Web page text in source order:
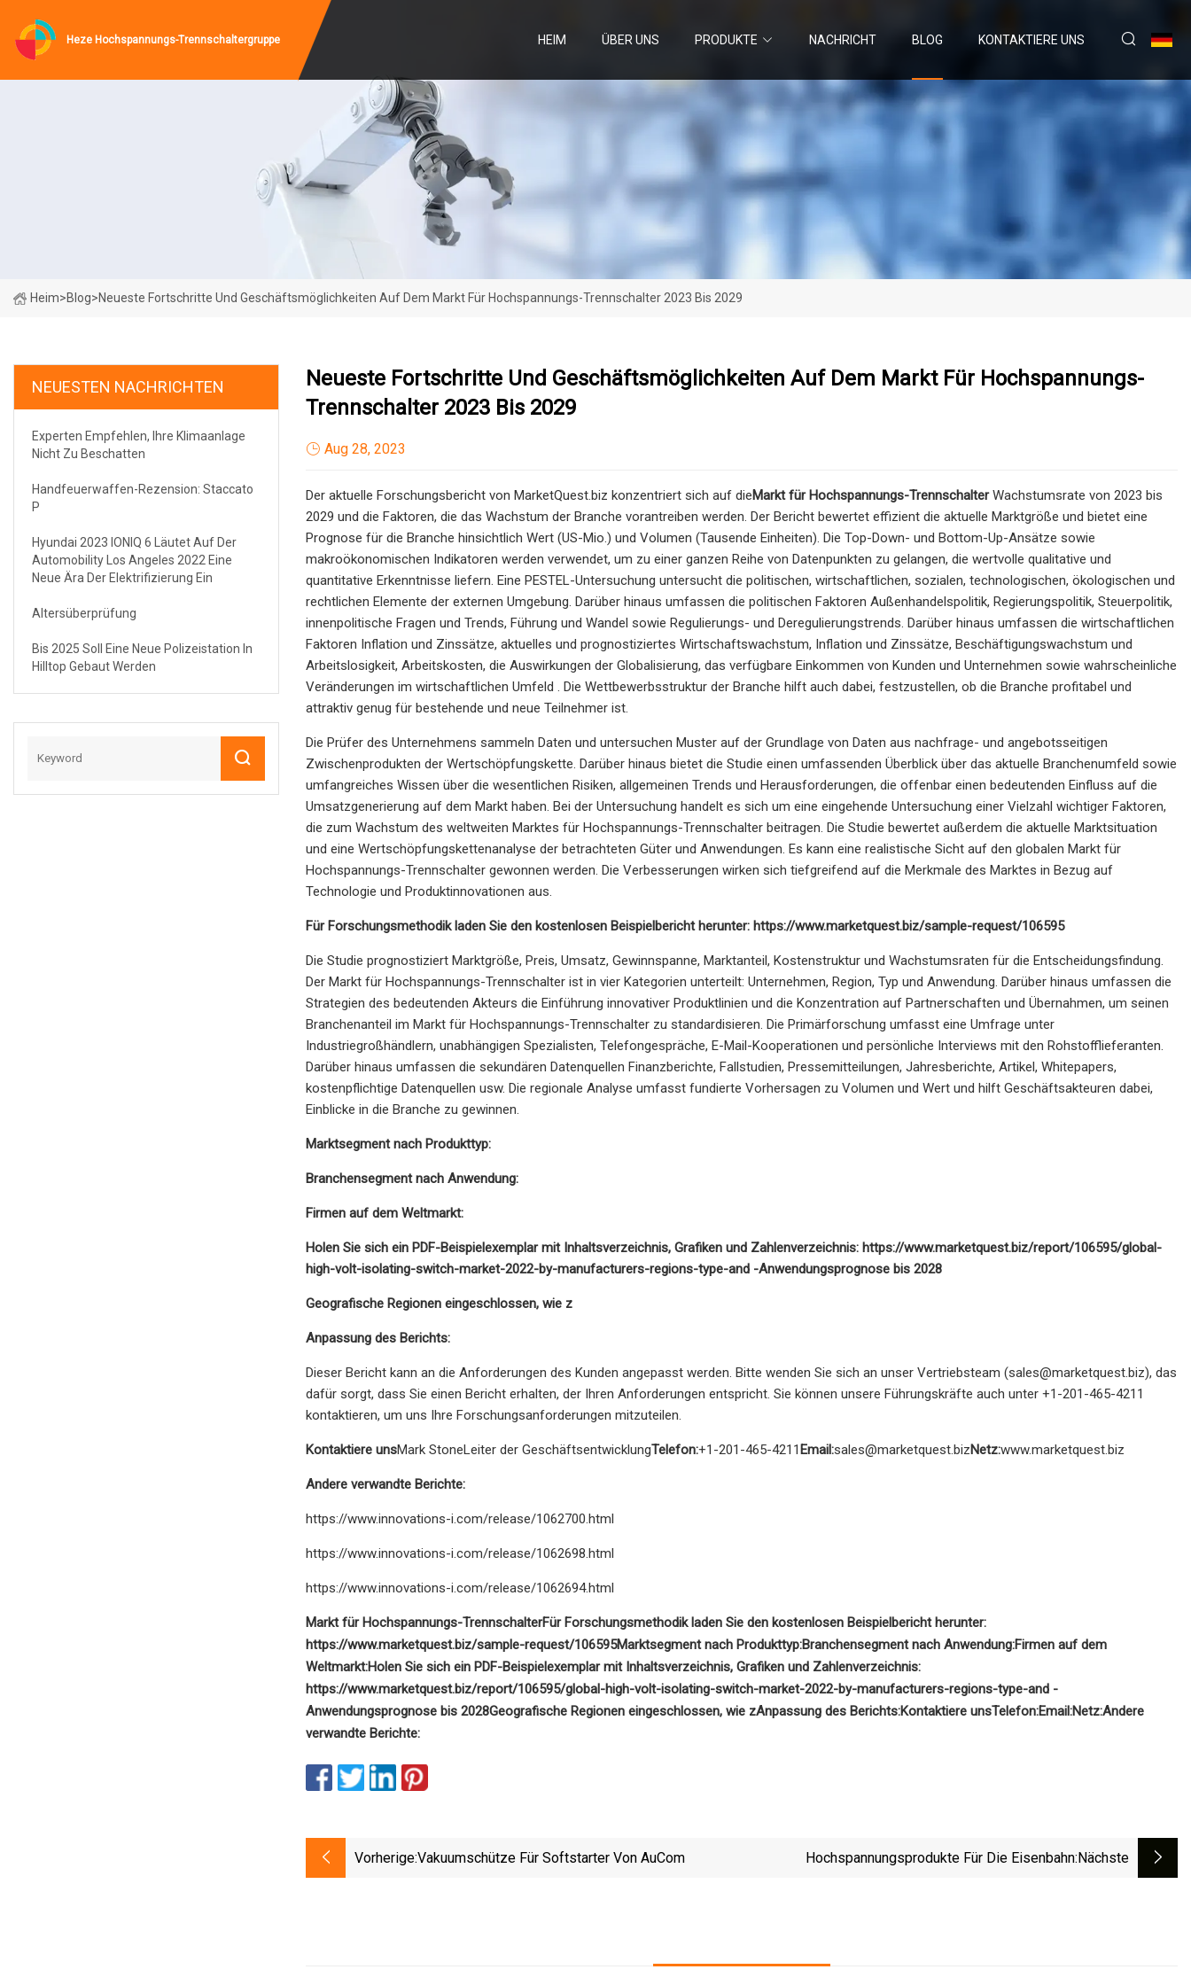
Heze Hochspannungs-Trennschaltergruppe HEIM ÜBER UNS PRODUKTE NACHRICHT BLOG KONTAKTIERE UNS
Heim>Blog>Neueste Fortschritte Und Geschäftsmöglichkeiten Auf Dem Markt Für Hochspannungs-Trennschalter 2023 Bis 2029
NEUESTEN NACHRICHTEN
Experten Empfehlen, Ihre Klimaanlage
Nicht Zu Beschatten
Handfeuerwaffen-Rezension: Staccato
P
Hyundai 2023 IONIQ 6 Läutet Auf Der
Automobility Los Angeles 2022 Eine
Neue Ära Der Elektrifizierung Ein
Altersüberprüfung
Bis 2025 Soll Eine Neue Polizeistation In
Hilltop Gebaut Werden
Neueste Fortschritte Und Geschäftsmöglichkeiten Auf Dem Markt Für Hochspannungs-
Trennschalter 2023 Bis 2029
Aug 28, 2023
Der aktuelle Forschungsbericht von MarketQuest.biz konzentriert sich auf dieMarkt für Hochspannungs-TrennschalterWachstumsrate von 2023 bis
2029 und die Faktoren, die das Wachstum der Branche vorantreiben werden. Der Bericht bewertet effizient die aktuelle Marktgröße und bietet eine
Prognose für die Branche hinsichtlich Wert (US-Mio.) und Volumen (Tausende Einheiten). Die Top-Down- und Bottom-Up-Ansätze sowie
makroökonomischen Indikatoren werden verwendet, um zu einer ganzen Reihe von Datenpunkten zu gelangen, die wertvolle qualitative und
quantitative Erkenntnisse liefern. Eine PESTEL-Untersuchung untersucht die politischen, wirtschaftlichen, sozialen, technologischen, ökologischen und
rechtlichen Elemente der externen Umgebung. Darüber hinaus umfassen die politischen Faktoren Außenhandelspolitik, Regierungspolitik, Steuerpolitik,
innenpolitische Fragen und Trends, Führung und Wandel sowie Regulierungs- und Deregulierungstrends. Darüber hinaus umfassen die wirtschaftlichen
Faktoren Inflation und Zinssätze, aktuelles und prognostiziertes Wirtschaftswachstum, Inflation und Zinssätze, Beschäftigungswachstum und
Arbeitslosigkeit, Arbeitskosten, die Auswirkungen der Globalisierung, das verfügbare Einkommen von Kunden und Unternehmen sowie wahrscheinliche
Veränderungen im wirtschaftlichen Umfeld . Die Wettbewerbsstruktur der Branche hilft auch dabei, festzustellen, ob die Branche profitabel und
attraktiv genug für bestehende und neue Teilnehmer ist.
Die Prüfer des Unternehmens sammeln Daten und untersuchen Muster auf der Grundlage von Daten aus nachfrage- und angebotsseitigen
Zwischenprodukten der Wertschöpfungskette. Darüber hinaus bietet die Studie einen umfassenden Überblick über das aktuelle Branchenumfeld sowie
umfangreiches Wissen über die wesentlichen Risiken, allgemeinen Trends und Herausforderungen, die offenbar einen bedeutenden Einfluss auf die
Umsatzgenerierung auf dem Markt haben. Bei der Untersuchung handelt es sich um eine eingehende Untersuchung einer Vielzahl wichtiger Faktoren,
die zum Wachstum des weltweiten Marktes für Hochspannungs-Trennschalter beitragen. Die Studie bewertet außerdem die aktuelle Marktsituation
und eine Wertschöpfungskettenanalyse der betrachteten Güter und Anwendungen. Es kann eine realistische Sicht auf den globalen Markt für
Hochspannungs-Trennschalter gewonnen werden. Die Verbesserungen wirken sich tiefgreifend auf die Merkmale des Marktes in Bezug auf
Technologie und Produktinnovationen aus.
Für Forschungsmethodik laden Sie den kostenlosen Beispielbericht herunter: https://www.marketquest.biz/sample-request/106595
Die Studie prognostiziert Marktgröße, Preis, Umsatz, Gewinnspanne, Marktanteil, Kostenstruktur und Wachstumsraten für die Entscheidungsfindung.
Der Markt für Hochspannungs-Trennschalter ist in vier Kategorien unterteilt: Unternehmen, Region, Typ und Anwendung. Darüber hinaus umfassen die
Strategien des bedeutenden Akteurs die Einführung innovativer Produktlinien und die Konzentration auf Partnerschaften und Übernahmen, um seinen
Branchenanteil im Markt für Hochspannungs-Trennschalter zu standardisieren. Die Primärforschung umfasst eine Umfrage unter
Industriegroßhändlern, unabhängigen Spezialisten, Telefongespräche, E-Mail-Kooperationen und persönliche Interviews mit den Rohstofflieferanten.
Darüber hinaus umfassen die sekundären Datenquellen Finanzberichte, Fallstudien, Pressemitteilungen, Jahresberichte, Artikel, Whitepapers,
kostenpflichtige Datenquellen usw. Die regionale Analyse umfasst fundierte Vorhersagen zu Volumen und Wert und hilft Geschäftsakteuren dabei,
Einblicke in die Branche zu gewinnen.
Marktsegment nach Produkttyp:
Branchensegment nach Anwendung:
Firmen auf dem Weltmarkt:
Holen Sie sich ein PDF-Beispielexemplar mit Inhaltsverzeichnis, Grafiken und Zahlenverzeichnis: https://www.marketquest.biz/report/106595/global-
high-volt-isolating-switch-market-2022-by-manufacturers-regions-type-and -Anwendungsprognose bis 2028
Geografische Regionen eingeschlossen, wie z
Anpassung des Berichts:
Dieser Bericht kann an die Anforderungen des Kunden angepasst werden. Bitte wenden Sie sich an unser Vertriebsteam (sales@marketquest.biz), das
dafür sorgt, dass Sie einen Bericht erhalten, der Ihren Anforderungen entspricht. Sie können unsere Führungskräfte auch unter +1-201-465-4211
kontaktieren, um uns Ihre Forschungsanforderungen mitzuteilen.
Kontaktiere unsMark StoneLeiter der GeschäftsentwicklungTelefon:+1-201-465-4211 Email:sales@marketquest.bizNetz:www.marketquest.biz
Andere verwandte Berichte:
https://www.innovations-i.com/release/1062700.html
https://www.innovations-i.com/release/1062698.html
https://www.innovations-i.com/release/1062694.html
Markt für Hochspannungs-TrennschalterFür Forschungsmethodik laden Sie den kostenlosen Beispielbericht herunter:
https://www.marketquest.biz/sample-request/106595Marktsegment nach Produkttyp:Branchensegment nach Anwendung:Firmen auf dem
Weltmarkt:Holen Sie sich ein PDF-Beispielexemplar mit Inhaltsverzeichnis, Grafiken und Zahlenverzeichnis:
https://www.marketquest.biz/report/106595/global-high-volt-isolating-switch-market-2022-by-manufacturers-regions-type-and -
Anwendungsprognose bis 2028Geografische Regionen eingeschlossen, wie zAnpassung des Berichts:Kontaktiere unsTelefon:Email:Netz:Andere
verwandte Berichte:
Vorherige:Vakuumschütze Für Softstarter Von AuCom Hochspannungsprodukte Für Die Eisenbahn:nächste